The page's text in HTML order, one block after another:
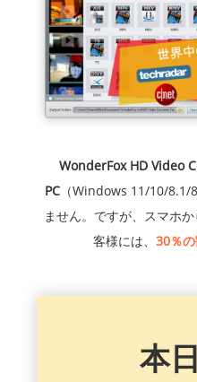
WonderFox HD Video
PC（Windows 11/10/8.1/
ません。ですが、スマホ
客様には、 30％
本